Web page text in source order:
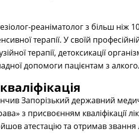
реаніматолог з більш ніж
терапії. У своїй
терапії, детоксикації
допомоги пацієнтам з
Запорізький державний
з присвоєнням кваліфікації
атестацію та отримав звання